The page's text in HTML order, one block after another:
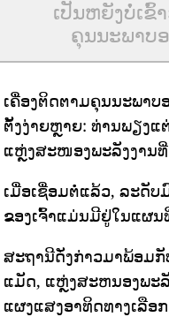
ເປັນຫຍັງບໍ່ເ
ຄຸນນະພາບ
ເຄື່ອງຕິດຕາມຄຸນນະພາບ
ຕັ້ງງ່າຍຫຼາຍ: ທ່ານພຽງແ
ແຫຼ່ງສະໜອງພະລັງງານທີ່
ເມື່ອເຊື່ອມຕໍ່ແລ້ວ, ລະດັບ
ຂອງເຈົ້າແມ່ນມີຢູ່ໃນແຜ
ສະຖານີດັ່ງກ່າວມາພ້ອມ
ແມັດ, ແຫຼ່ງສະຫນອງພະ
ແຜງແສງອາທິດທາງເລືອ